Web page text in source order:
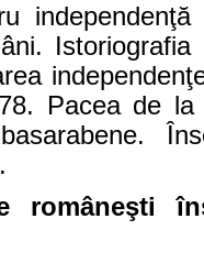
Pacea de
româneşti